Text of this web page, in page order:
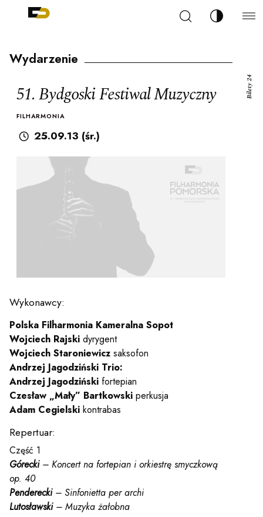
Szukaj Zmień
sal
YOUTUBE INSTAGRAM
Polityka prywatności
Praca
Wydarzenie
51. Bydgoski Festiwal Muzyczny
FILHARMONIA
25.09.13 (śr.)
Wykonawcy:
Polska Filharmonia Kameralna Sopot
Wojciech Rajski dyrygent
Wojciech Staroniewicz saksofon
Andrzej Jagodziński Trio:
Andrzej Jagodziński fortepian
Czesław „Mały” Bartkowski perkusja
Adam Cegielski kontrabas
Repertuar:
Część 1
Górecki– Koncert na fortepian i orkiestrę smyczkową
op. 40
Penderecki – Sinfonietta per archi
Lutosławski – Muzyka żałobna
Bilety 24